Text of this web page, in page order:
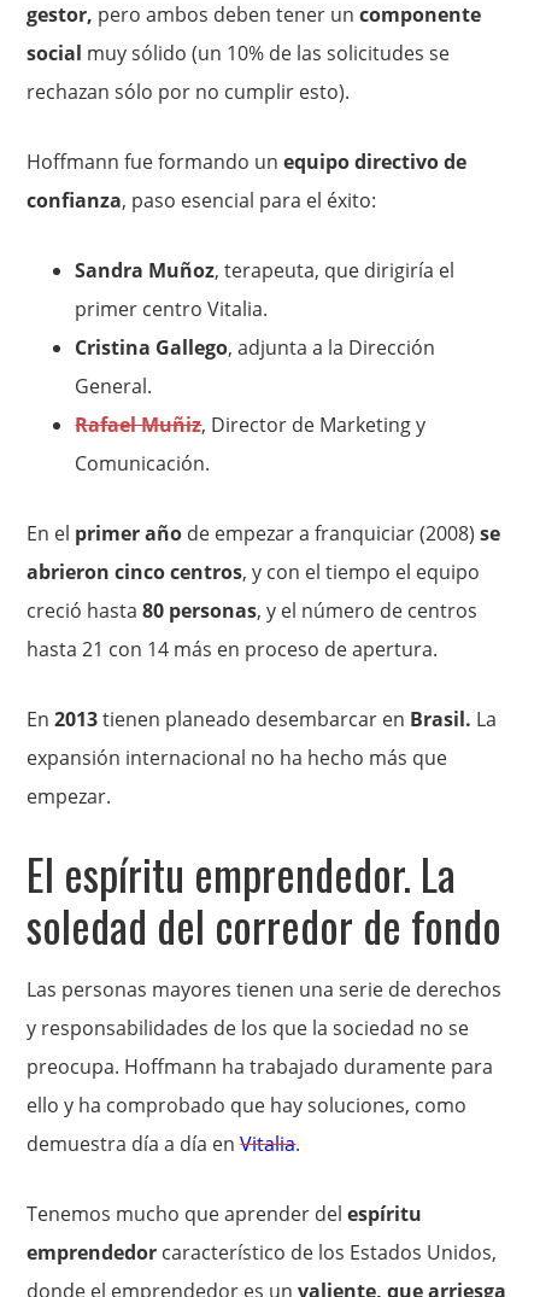
gestor, pero ambos deben tener uncomponente
social muy sólido (un 10% de las solicitudes se
rechazan sólo por no cumplir esto).
Hoffmann fue formando unequipo directivo de
confianza, paso esencial para el éxito:
Sandra Muñoz, terapeuta, que dirigiría el
primer centro Vitalia.
Cristina Gallego, adjunta a la Dirección
General.
Rafael Muñiz, Director de Marketing y
Comunicación.
En el primer año de empezar a franquiciar (2008)se
abrieron cinco centros, y con el tiempo el equipo
creció hasta80 personas, y el número de centros
hasta 21 con 14 más en proceso de apertura.
En2013tienen planeado desembarcar en Brasil. La
expansión internacional no ha hecho más que
empezar.
El espíritu emprendedor. La
soledad del corredor de fondo
Las personas mayores tienen una serie de derechos
y responsabilidades de los que la sociedad no se
preocupa. Hoffmann ha trabajado duramente para
ello y ha comprobado que hay soluciones, como
demuestra día a día enVitalia.
Tenemos mucho que aprender delespíritu
emprendedor característico de los Estados Unidos,
donde el emprendedor es unvaliente, que arriesga